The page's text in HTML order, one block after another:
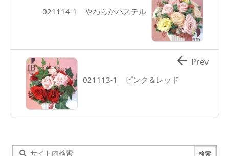
021114-1 やわらかパステル
021113-1 ピンク＆レッド
 Prev